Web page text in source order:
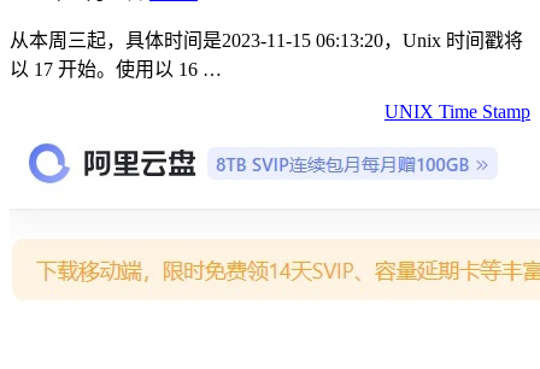
从本周三起，具体时间是2023-11-15 06:13:20，Unix 时间戳将
以 17 开始。使用以 16 …
UNIX Time Stamp